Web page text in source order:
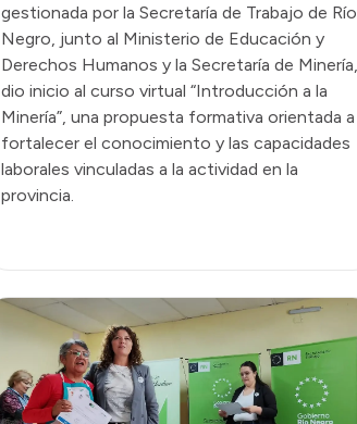
gestionada por la Secretaría de Trabajo de Río
Negro, junto al Ministerio de Educación y
Derechos Humanos y la Secretaría de Minería,
dio inicio al curso virtual “Introducción a la
Minería”, una propuesta formativa orientada a
fortalecer el conocimiento y las capacidades
laborales vinculadas a la actividad en la
provincia.